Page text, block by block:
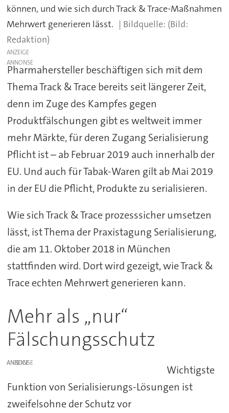
können, und wie sich durch Track & Trace-Maßnahmen
Mehrwert generieren lässt.
(Bild:
Redaktion)
ANZEIGE
Pharmahersteller beschäftigen sich mit dem
Thema Track & Trace bereits seit längerer Zeit,
denn im Zuge des Kampfes gegen
Produktfälschungen gibt es weltweit immer
mehr Märkte, für deren Zugang Serialisierung
Pflicht ist – ab Februar 2019 auch innerhalb der
EU. Und auch für Tabak-Waren gilt ab Mai 2019
in der EU die Pflicht, Produkte zu serialisieren.
Wie sich Track & Trace prozesssicher umsetzen
lässt, ist Thema der Praxistagung Serialisierung,
die am 11. Oktober 2018 in München
stattfinden wird. Dort wird gezeigt, wie Track &
Trace echten Mehrwert generieren kann.
Mehr als „nur“
Fälschungsschutz
ANZEIGE
Wichtigste
Funktion von Serialisierungs-Lösungen ist
zweifelsohne der Schutz vor